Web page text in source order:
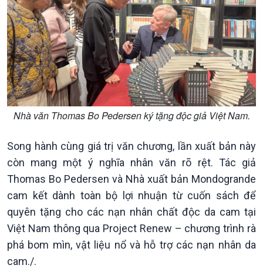
Podcast
Góc nhìn VOV1
Nhà văn Thomas Bo Pedersen ký tặng độc giả Việt Nam.
Song hành cùng giá trị văn chương, lần xuất bản này
còn mang một ý nghĩa nhân văn rõ rệt. Tác giả
Thomas Bo Pedersen và Nhà xuất bản Mondogrande
cam kết dành toàn bộ lợi nhuận từ cuốn sách để
quyên tặng cho các nạn nhân chất độc da cam tại
Việt Nam thông qua Project Renew – chương trình rà
phá bom mìn, vật liệu nổ và hỗ trợ các nạn nhân da
cam./.